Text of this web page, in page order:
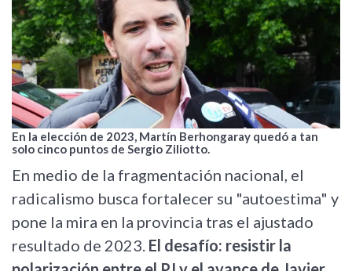
En la elección de 2023, Martín Berhongaray quedó a tan
solo cinco puntos de Sergio Ziliotto.
En medio de la fragmentación nacional, el
radicalismo busca fortalecer su "autoestima" y
pone la mira en la provincia tras el ajustado
resultado de 2023. El desafío: resistir la